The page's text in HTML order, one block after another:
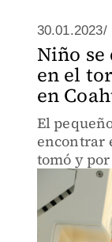
30.01.2023/
Niño
en el
en
El
encontrar
tomó y